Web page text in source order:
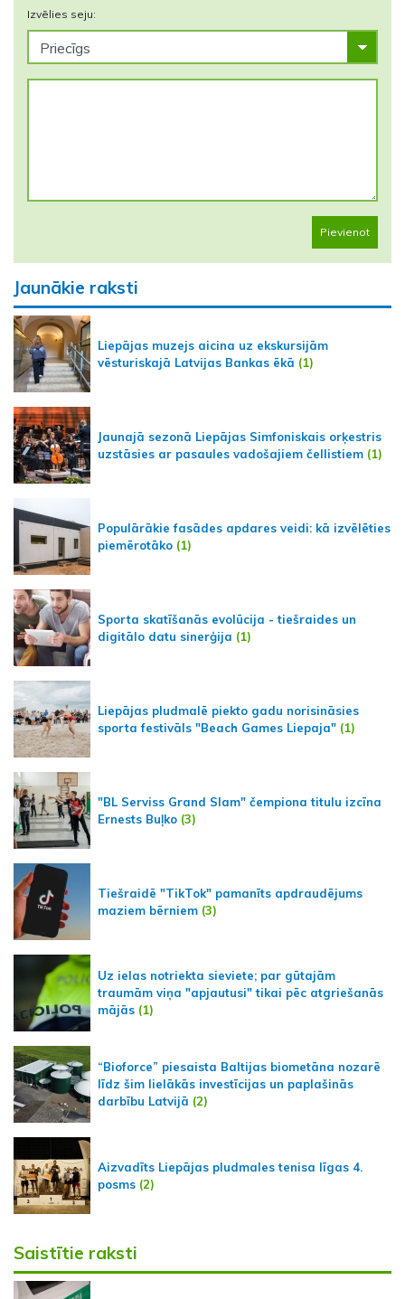
Izvēlies seju:
Pievienot
Jaunākie raksti
Liepājas muzejs aicina uz ekskursijām
vēsturiskajā Latvijas Bankas ēkā (1)
Jaunajā sezonā Liepājas Simfoniskais orķestris
uzstāsies ar pasaules vadošajiem čellistiem (1)
Populārākie fasādes apdares veidi: kā izvēlēties
piemērotāko (1)
Sporta skatīšanās evolūcija - tiešraides un
digitālo datu sinerģija (1)
Liepājas pludmalē piekto gadu norisināsies
sporta festivāls "Beach Games Liepaja" (1)
"BL Serviss Grand Slam" čempiona titulu izcīna
Ernests Buļko (3)
Tiešraidē "TikTok" pamanīts apdraudējums
maziem bērniem (3)
Uz ielas notriekta sieviete; par gūtajām
traumām viņa "apjautusi" tikai pēc atgriešanās
mājās (1)
“Bioforce” piesaista Baltijas biometāna nozarē
līdz šim lielākās investīcijas un paplašinās
darbību Latvijā (2)
Aizvadīts Liepājas pludmales tenisa līgas 4.
posms (2)
Saistītie raksti